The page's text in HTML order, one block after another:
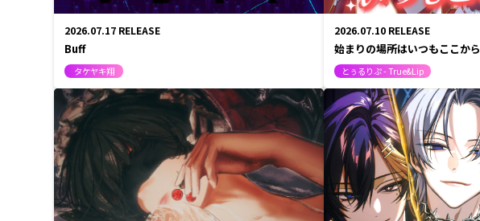
2026.07.17 RELEASE
Buff
タケヤキ翔
2026.07.10 RELEASE
始まりの場所はいつもここから
とぅるりぷ - True&Lip